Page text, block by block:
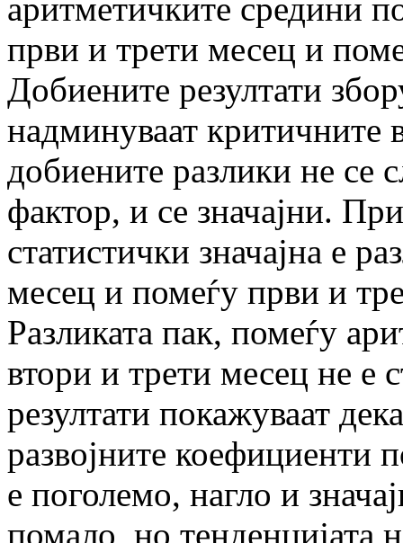
аритметичките средини
први и трети месец и
Добиените резултати
надминуваат критичните
добиените разлики не се
фактор, и се значајни.
статистички значајна е
месец и помеѓу први и
Разликата пак, помеѓу
втори и трети месец не е
резултати покажуваат
развојните коефициенти
е поголемо, нагло и
помало, но тенденцијата